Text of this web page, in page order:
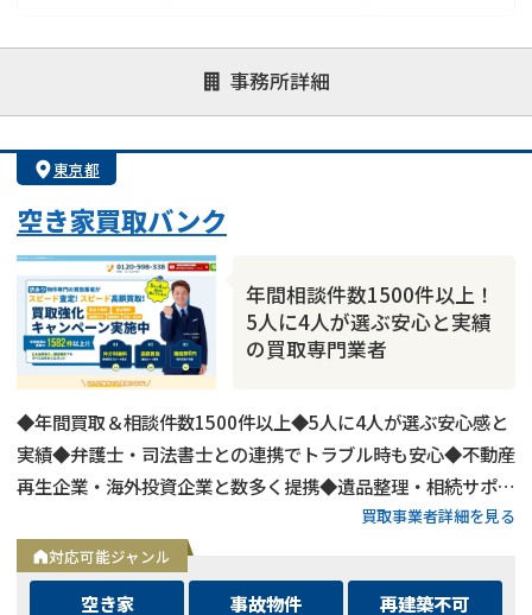
事務所詳細
対応が親身 オンライン面談可能
レスポンスが早い
1億円以上の買取可
東京都
空き家買取バンク
年間相談件数1500件以上！
5人に4人が選ぶ安心と実績
の買取専門業者
◆年間買取＆相談件数1500件以上◆5人に4人が選ぶ安心感と
実績◆弁護士・司法書士との連携でトラブル時も安心◆不動産
再生企業・海外投資企業と数多く提携◆遺品整理・相続サポー
トも可能◆メールとLINEは24時間相談受付中買取事業者詳細を見る
対応可能ジャンル
空き家 事故物件 再建築不可
訳あり物件のお悩みならこちら
《現在営業中》お電話繋がります
0120-543-191